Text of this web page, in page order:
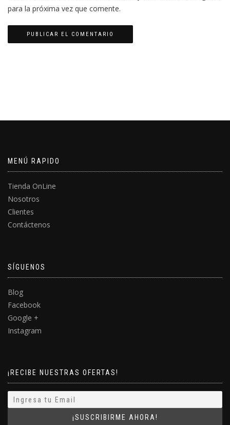
para la próxima vez que comente.
MENÚ RAPIDO
Tienda OnLine
Nosotros
Clientes
Contáctenos
SÍGUENOS
Blog
Facebook
Google +
Instagram
¡RECIBE NUESTRAS OFERTAS!